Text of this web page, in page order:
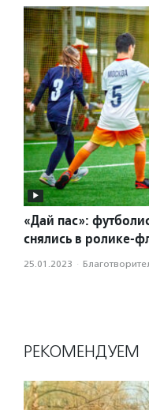
«Дай пас»:
снялись в ролике-
25.01.2023 ·
РЕКОМЕНДУЕМ